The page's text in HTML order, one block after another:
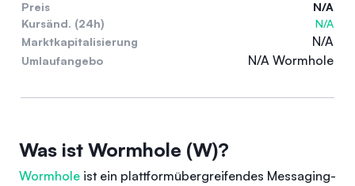
Preis
N/A
Kursänd. (24h)
N/A
Marktkapitalisierung
N/A
Umlaufangebo N/A Wormhole
Was ist Wormhole (W)?
Wormhole ist ein plattformübergreifendes Messaging-